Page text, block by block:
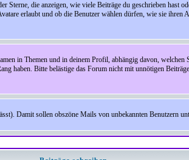
die anzeigen, wie viele Beiträge du geschrieben
erlaubt und ob die Benutzer wählen dürfen, wie sie ihren
in Themen und in deinem Profil, abhängig davon,
haben. Bitte belästige das Forum nicht mit unnötigen
Damit sollen obszöne Mails von unbekannten Benutzern